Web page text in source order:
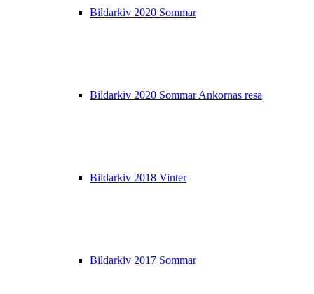
Bildarkiv 2020 Sommar
Bildarkiv 2020 Sommar Ankornas resa
Bildarkiv 2018 Vinter
Bildarkiv 2017 Sommar